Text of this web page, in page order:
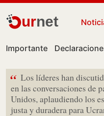
urnet
Importante
“ Los líderes han
en las conversaciones de
Unidos, aplaudiendo los
justa y duradera para